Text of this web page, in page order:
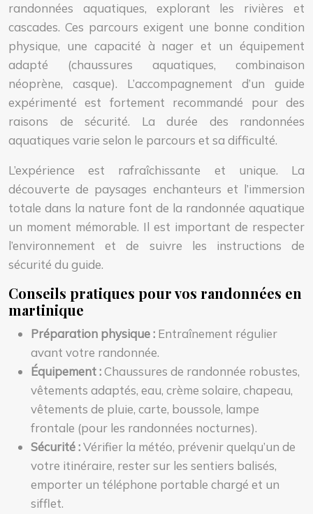
randonnées aquatiques, explorant les rivières et
cascades. Ces parcours exigent une bonne condition
physique, une capacité à nager et un équipement
adapté (chaussures aquatiques, combinaison
néoprène, casque). L’accompagnement d’un guide
expérimenté est fortement recommandé pour des
raisons de sécurité. La durée des randonnées
aquatiques varie selon le parcours et sa difficulté.
L’expérience est rafraîchissante et unique. La
découverte de paysages enchanteurs et l’immersion
totale dans la nature font de la randonnée aquatique
un moment mémorable. Il est important de respecter
l’environnement et de suivre les instructions de
sécurité du guide.
Conseils pratiques pour vos randonnées en
martinique
Préparation physique : Entraînement régulier
avant votre randonnée.
Équipement :Chaussures de randonnée robustes,
vêtements adaptés, eau, crème solaire, chapeau,
vêtements de pluie, carte, boussole, lampe
frontale (pour les randonnées nocturnes).
Sécurité :Vérifier la météo, prévenir quelqu’un de
votre itinéraire, rester sur les sentiers balisés,
emporter un téléphone portable chargé et un
sifflet.